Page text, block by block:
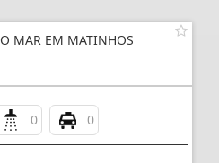
MAR EM MATINHOS
0 0